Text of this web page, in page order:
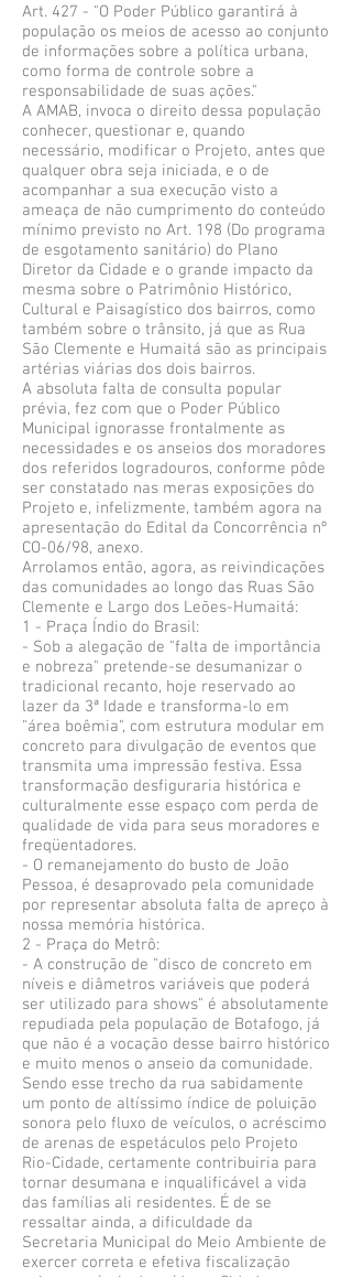
Art. 427 - "O Poder Público garantirá à
população os meios de acesso ao conjunto
de informações sobre a política urbana,
como forma de controle sobre a
responsabilidade de suas ações."
A AMAB, invoca o direito dessa população
conhecer, questionar e, quando
necessário, modificar o Projeto, antes que
qualquer obra seja iniciada, e o de
acompanhar a sua execução visto a
ameaça de não cumprimento do conteúdo
mínimo previsto no Art. 198 (Do programa
de esgotamento sanitário) do Plano
Diretor da Cidade e o grande impacto da
mesma sobre o Patrimônio Histórico,
Cultural e Paisagístico dos bairros, como
também sobre o trânsito, já que as Rua
São Clemente e Humaitá são as principais
artérias viárias dos dois bairros.
A absoluta falta de consulta popular
prévia, fez com que o Poder Público
Municipal ignorasse frontalmente as
necessidades e os anseios dos moradores
dos referidos logradouros, conforme pôde
ser constatado nas meras exposições do
Projeto e, infelizmente, também agora na
apresentação do Edital da Concorrência nº
CO-06/98, anexo.
Arrolamos então, agora, as reivindicações
das comunidades ao longo das Ruas São
Clemente e Largo dos Leões-Humaitá:
1 - Praça Índio do Brasil:
- Sob a alegação de "falta de importância
e nobreza" pretende-se desumanizar o
tradicional recanto, hoje reservado ao
lazer da 3ª Idade e transforma-lo em
"área boêmia", com estrutura modular em
concreto para divulgação de eventos que
transmita uma impressão festiva. Essa
transformação desfiguraria histórica e
culturalmente esse espaço com perda de
qualidade de vida para seus moradores e
freqüentadores.
- O remanejamento do busto de João
Pessoa, é desaprovado pela comunidade
por representar absoluta falta de apreço à
nossa memória histórica.
2 - Praça do Metrô:
- A construção de "disco de concreto em
níveis e diâmetros variáveis que poderá
ser utilizado para shows" é absolutamente
repudiada pela população de Botafogo, já
que não é a vocação desse bairro histórico
e muito menos o anseio da comunidade.
Sendo esse trecho da rua sabidamente
um ponto de altíssimo índice de poluição
sonora pelo fluxo de veículos, o acréscimo
de arenas de espetáculos pelo Projeto
Rio-Cidade, certamente contribuiria para
tornar desumana e inqualificável a vida
das famílias ali residentes. É de se
ressaltar ainda, a dificuldade da
Secretaria Municipal do Meio Ambiente de
exercer correta e efetiva fiscalização